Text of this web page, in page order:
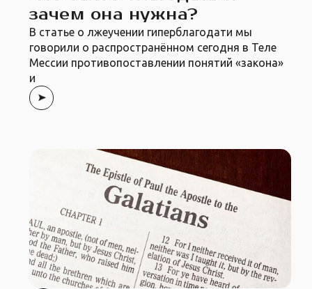
зачем она нужна?
В статье о лжеучении гиперблагодати мы
говорили о распространённом сегодня в Теле
Мессии противопоставлении понятий «закона»
и